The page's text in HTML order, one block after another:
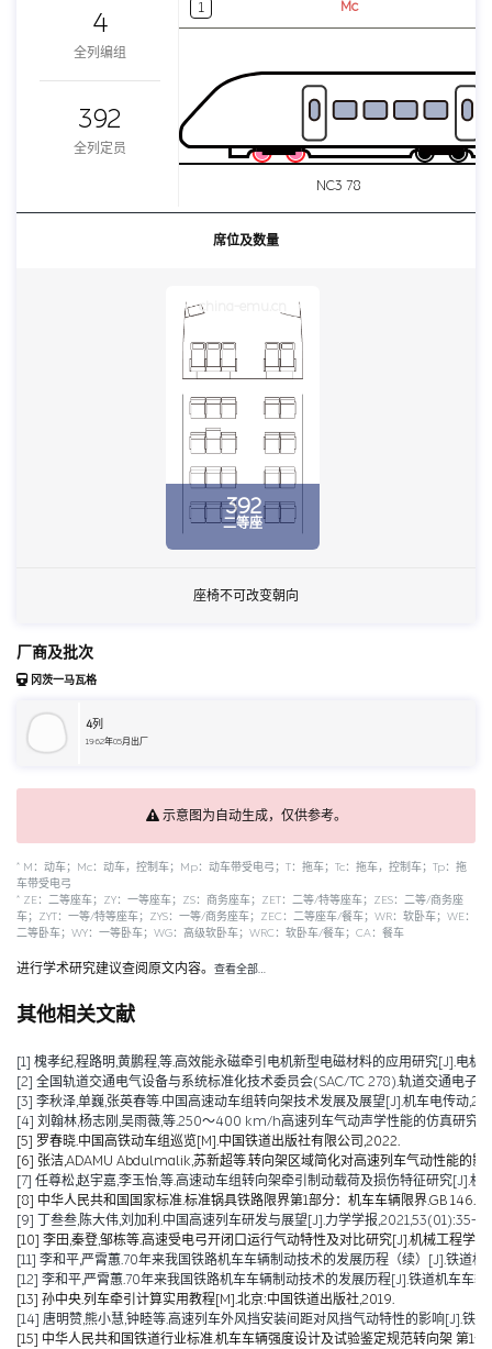
4
全列编组
392
全列定员
1 Mc
NC3 78
席位及数量
392
二等座
china-emu.cn
座椅不可改变朝向
厂商及批次
冈茨一马瓦格
4列
1962年05月出厂
示意图为自动生成，仅供参考。
* M：动车；Mc：动车，控制车；Mp：动车带受电弓；T：拖车；Tc：拖车，控制车；Tp：拖
车带受电弓
* ZE：二等座车；ZY：一等座车；ZS：商务座车；ZET：二等/特等座车；ZES：二等/商务座
车；ZYT：一等/特等座车；ZYS：一等/商务座车；ZEC：二等座车/餐车；WR：软卧车；WE：
二等卧车；WY：一等卧车；WG：高级软卧车；WRC：软卧车/餐车；CA：餐车
进行学术研究建议查阅原文内容。 查看全部…
其他相关文献
[1] 槐孝纪,程路明,黄鹏程,等.高效能永磁牵引电机新型电磁材料的应用研究[J].电
[2] 全国轨道交通电气设备与系统标准化技术委员会(SAC/TC 278).轨道交通电
[3] 李秋泽,单巍,张英春等.中国高速动车组转向架技术发展及展望[J].机车电传动
[4] 刘翰林,杨志刚,吴雨薇,等.250～400 km/h高速列车气动声学性能的仿真研究
[5] 罗春晓.中国高铁动车组巡览[M].中国铁道出版社有限公司,2022.
[6] 张洁,ADAMU Abdulmalik,苏新超等.转向架区域简化对高速列车气动性能的
[7] 任尊松,赵宇嘉,李玉怡,等.高速动车组转向架牵引制动载荷及损伤特征研究[J].机
[8] 中华人民共和国国家标准.标准锅具铁路限界第1部分：机车车辆限界.GB
[9] 丁叁叁,陈大伟,刘加利.中国高速列车研发与展望[J].力学学报,2021,53(01):35-
[10] 李田,秦登,邹栋等.高速受电弓开闭口运行气动特性及对比研究[J].机械工程学
[11] 李和平,严霄蕙.70年来我国铁路机车车辆制动技术的发展历程（续）[J].铁道
[12] 李和平,严霄蕙.70年来我国铁路机车车辆制动技术的发展历程[J].铁道机车车
[13] 孙中央.列车牵引计算实用教程[M].北京:中国铁道出版社,2019.
[14] 唐明赞,熊小慧,钟睦等.高速列车外风挡安装间距对风挡气动特性的影响[J].铁
[15] 中华人民共和国铁道行业标准.机车车辆强度设计及试验鉴定规范转向架 第1